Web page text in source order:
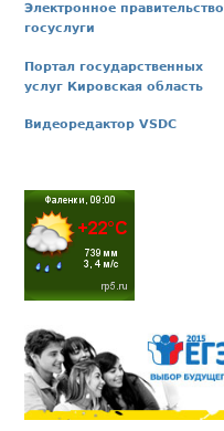
Электронное правительство
госуслуги
Портал государственных
услуг Кировская область
Видеоредактор VSDC